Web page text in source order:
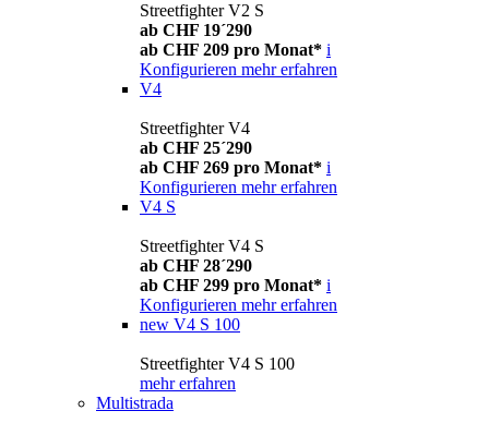
Streetfighter V2 S
ab CHF 19´290
ab CHF 209 pro Monat* i
Konfigurieren mehr erfahren
V4
Streetfighter V4
ab CHF 25´290
ab CHF 269 pro Monat* i
Konfigurieren mehr erfahren
V4 S
Streetfighter V4 S
ab CHF 28´290
ab CHF 299 pro Monat* i
Konfigurieren mehr erfahren
new V4 S 100
Streetfighter V4 S 100
mehr erfahren
Multistrada